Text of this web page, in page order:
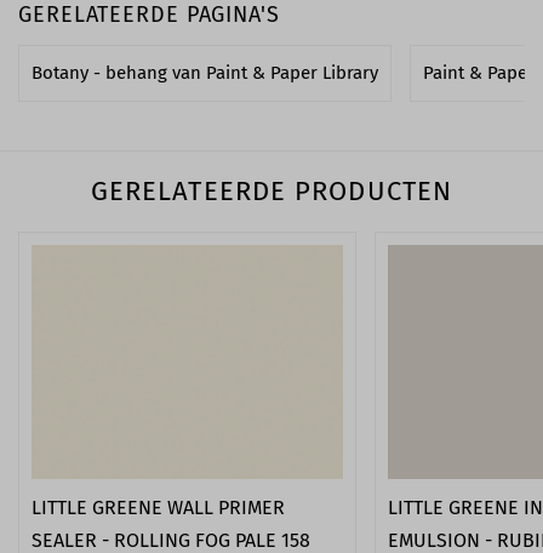
GERELATEERDE PAGINA'S
Botany - behang van Paint & Paper Library Paint &
GERELATEERDE PRODUCTEN
LITTLE GREENE WALL PRIMER
SEALER - ROLLING FOG PALE 158
LITTLE GREENE
EMULSION -